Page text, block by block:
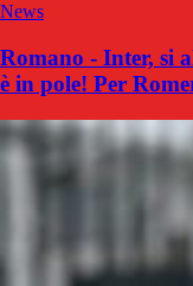
News
Romano - Inter, si
è in pole! Per